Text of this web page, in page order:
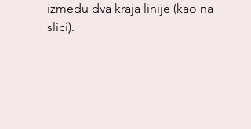
između dva kraja linije (kao na
slici).